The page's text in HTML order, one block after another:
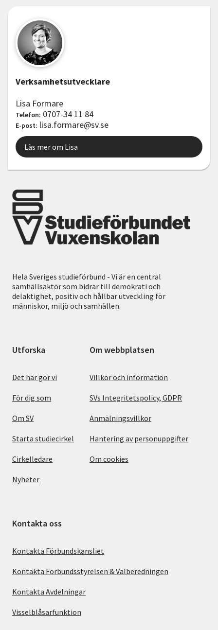
Verksamhetsutvecklare
Lisa Formare
Telefon: 0707-34 11 84
E-post: lisa.formare@sv.se
Läs mer om Lisa
Hela Sveriges studieförbund - Vi är en central
samhällsaktör som bidrar till demokrati och
delaktighet, positiv och hållbar utveckling för
människor, miljö och samhällen.
Utforska
Det här gör vi
För dig som
Om SV
Starta studiecirkel
Cirkelledare
Nyheter
Om webbplatsen
Villkor och information
SVs Integritetspolicy, GDPR
Anmälningsvillkor
Hantering av personuppgifter
Om cookies
Kontakta oss
Kontakta Förbundskansliet
Kontakta Förbundsstyrelsen & Valberedningen
Kontakta Avdelningar
Visselblåsarfunktion